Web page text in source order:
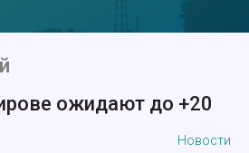
ожидают до +20
Новости